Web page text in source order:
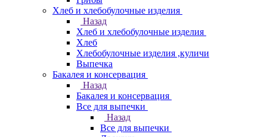
Хлеб и хлебобулочные изделия
Назад
Хлеб и хлебобулочные изделия
Хлеб
Хлебобулочные изделия ,куличи
Выпечка
Бакалея и консервация
Назад
Бакалея и консервация
Все для выпечки
Назад
Все для выпечки